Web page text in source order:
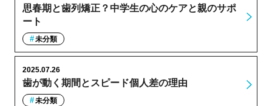
思春期と歯列矯正？中学生の心のケアと親のサポ
ート
未分類
歯が動く期間とスピード個人差の理由
2025.07.26
未分類